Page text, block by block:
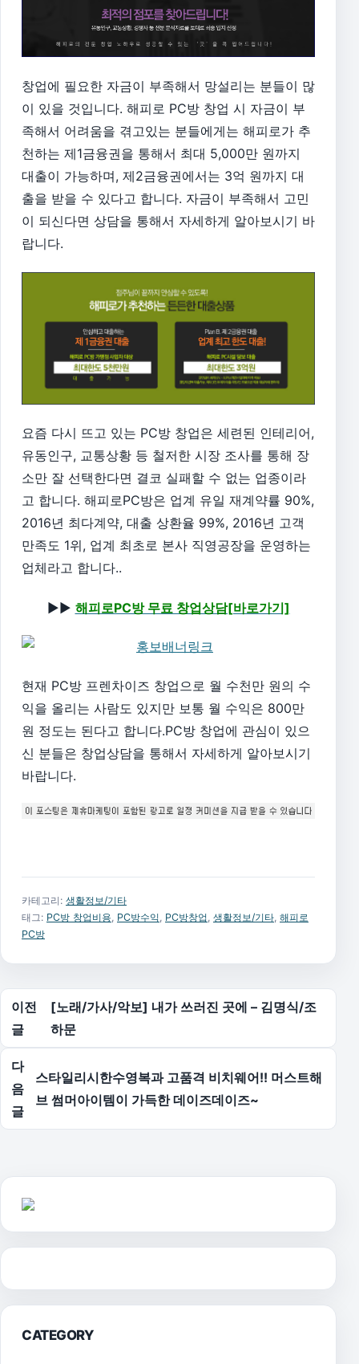
창업에 필요한 자금이 부족해서 망설리는 분들이 많
이 있을 것입니다. 해피로 PC방 창업 시 자금이 부
족해서 어려움을 겪고있는 분들에게는 해피로가 추
천하는 제1금융권을 통해서 최대 5,000만 원까지
대출이 가능하며, 제2금융권에서는 3억 원까지 대
출을 받을 수 있다고 합니다. 자금이 부족해서 고민
이 되신다면 상담을 통해서 자세하게 알아보시기 바
랍니다.
요즘 다시 뜨고 있는 PC방 창업은 세련된 인테리어,
유동인구, 교통상황 등 철저한 시장 조사를 통해 장
소만 잘 선택한다면 결코 실패할 수 없는 업종이라
고 합니다. 해피로PC방은 업계 유일 재계약률 90%,
2016년 최다계약, 대출 상환율 99%, 2016년 고객
만족도 1위, 업계 최초로 본사 직영공장을 운영하는
업체라고 합니다..
▶▶ 해피로PC방 무료 창업상담[바로가기]
현재 PC방 프렌차이즈 창업으로 월 수천만 원의 수
익을 올리는 사람도 있지만 보통 월 수익은 800만
원 정도는 된다고 합니다.PC방 창업에 관심이 있으
신 분들은 창업상담을 통해서 자세하게 알아보시기
바랍니다.
카테고리: 생활정보/기타
태그: PC방 창업비용 PC방수익 PC방창업 생활정보/기타 해피로
PC방
글 탐색
이전
글
[노래/가사/악보] 내가 쓰러진 곳에 – 김명식/조
하문
다
음
글
스타일리시한수영복과 고품격 비치웨어!! 머스트해
브 썸머아이템이 가득한 데이즈데이즈~
CATEGORY